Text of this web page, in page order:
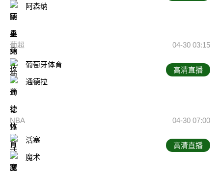
阿森纳
葡超 04-30 03:15
葡萄牙体育
通德拉
高清直播
NBA 04-30 07:00
活塞
魔术
高清直播